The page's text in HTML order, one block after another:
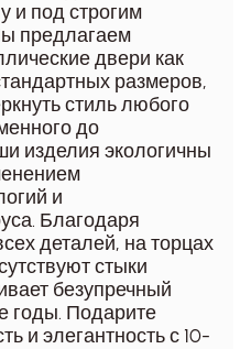
и под строгим
предлагаем
двери как
размеров,
стиль любого
до
изделия экологичны
и
Благодаря
деталей, на торцах
стыки
безупречный
годы. Подарите
и элегантность с 10-